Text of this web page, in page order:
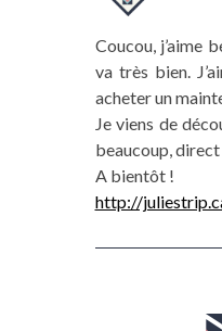
Coucou, j’aime
va très bien.
acheter un
Je viens de
beaucoup,
A bientôt !
http://